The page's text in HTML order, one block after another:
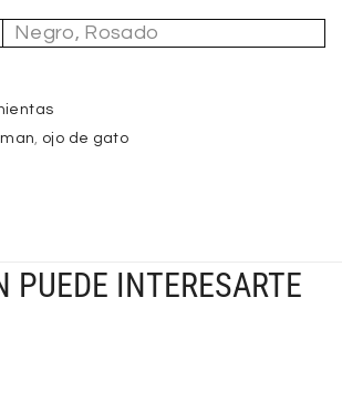
Negro, Rosado
ojo de gato
PUEDE INTERESARTE